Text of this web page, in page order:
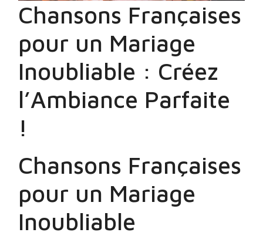
Chansons Françaises
pour un Mariage
Inoubliable : Créez
l’Ambiance Parfaite
!
Chansons Françaises
pour un Mariage
Inoubliable